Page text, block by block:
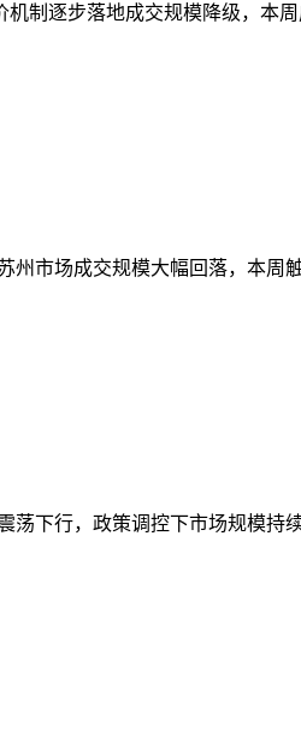
制逐步落地成交规模降级，本
市场成交规模大幅回落，本周
下行，政策调控下市场规模持